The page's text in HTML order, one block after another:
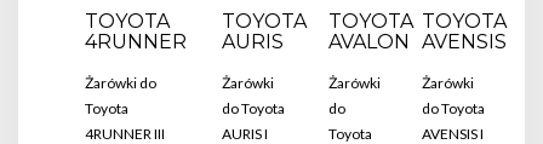
TOYOTA
4RUNNER
Żarówki do
Toyota
4RUNNER III
TOYOTA
AURIS
Żarówki
do Toyota
AURIS I
TOYOTA
AVALON
Żarówki
do
Toyota
TOYOTA
AVENSIS
Żarówki
do Toyota
AVENSIS I